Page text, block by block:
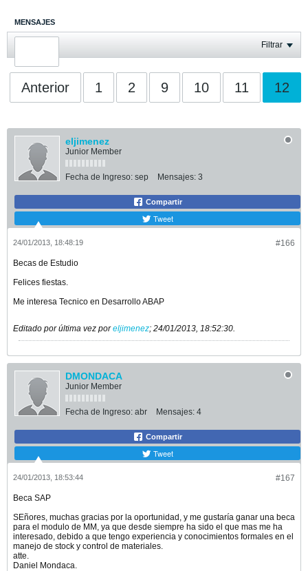
MENSAJES
ÚLTIMA ACTIVIDAD Filtrar
Anterior 1 2 9 10 11 12
eljimenez
Junior Member
Fecha de Ingreso: sep Mensajes: 3
Compartir
Tweet
#166
24/01/2013, 18:48:19
Becas de Estudio
Felices fiestas.
Me interesa Tecnico en Desarrollo ABAP
Editado por última vez poreljimenez; 24/01/2013, 18:52:30.
DMONDACA
Junior Member
Fecha de Ingreso: abr Mensajes: 4
Compartir
Tweet
#167
24/01/2013, 18:53:44
Beca SAP
SEñores, muchas gracias por la oportunidad, y me gustaría ganar una beca
para el modulo de MM, ya que desde siempre ha sido el que mas me ha
interesado, debido a que tengo experiencia y conocimientos formales en el
manejo de stock y control de materiales.
atte.
Daniel Mondaca.